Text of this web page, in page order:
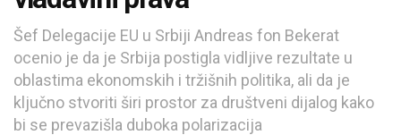
Šef Delegacije EU u Srbiji Andreas fon Bekerat
ocenio je da je Srbija postigla vidljive rezultate u
oblastima ekonomskih i tržišnih politika, ali da je
ključno stvoriti širi prostor za društveni dijalog kako
bi se prevazišla duboka polarizacija